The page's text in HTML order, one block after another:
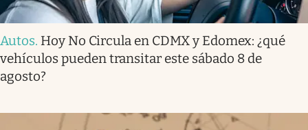
Autos. Hoy No Circula en CDMX y Edomex: ¿qué
vehículos pueden transitar este sábado 8 de
agosto?